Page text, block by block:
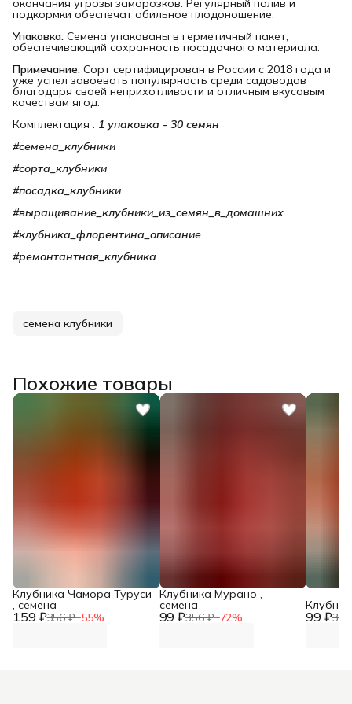
окончания угрозы заморозков. Регулярный полив и
подкормки обеспечат обильное плодоношение.
Упаковка: Семена упакованы в герметичный пакет,
обеспечивающий сохранность посадочного материала.
Примечание: Сорт сертифицирован в России с 2018 года и
уже успел завоевать популярность среди садоводов
благодаря своей неприхотливости и отличным вкусовым
качествам ягод.
Комплектация : 1 упаковка - 30 семян
#семена_клубники
#сорта_клубники
#посадка_клубники
#выращивание_клубники_из_семян_в_домашних
#клубника_флорентина_описание
#ремонтантная_клубника
семена клубники
Похожие товары
159 ₽356 ₽−55%
Клубника Чамора Туруси
, семена
99 ₽356 ₽−72%
Клубника Мурано ,
семена
99 ₽